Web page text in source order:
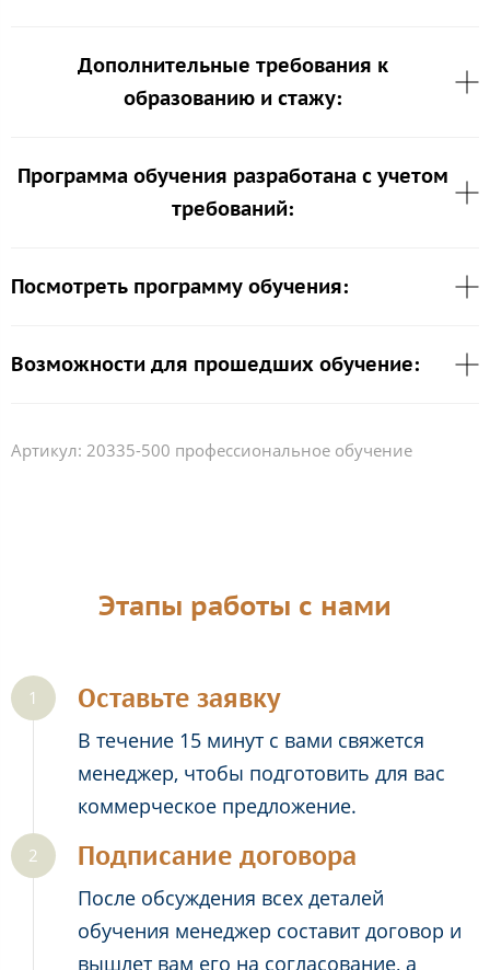
Дополнительные требования к
образованию и стажу:
Программа обучения разработана с учетом
требований:
Посмотреть программу обучения:
Возможности для прошедших обучение:
Артикул: 20335-500 профессиональное обучение
Этапы работы с нами
Оставьте заявку
В течение 15 минут с вами свяжется
менеджер, чтобы подготовить для вас
коммерческое предложение.
Подписание договора
После обсуждения всех деталей
обучения менеджер составит договор и
вышлет вам его на согласование, а